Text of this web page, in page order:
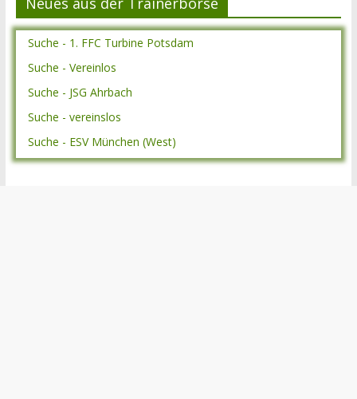
Suche - 1. FFC Turbine Potsdam
Suche - Vereinlos
Suche - JSG Ahrbach
Suche - vereinslos
Suche - ESV München (West)